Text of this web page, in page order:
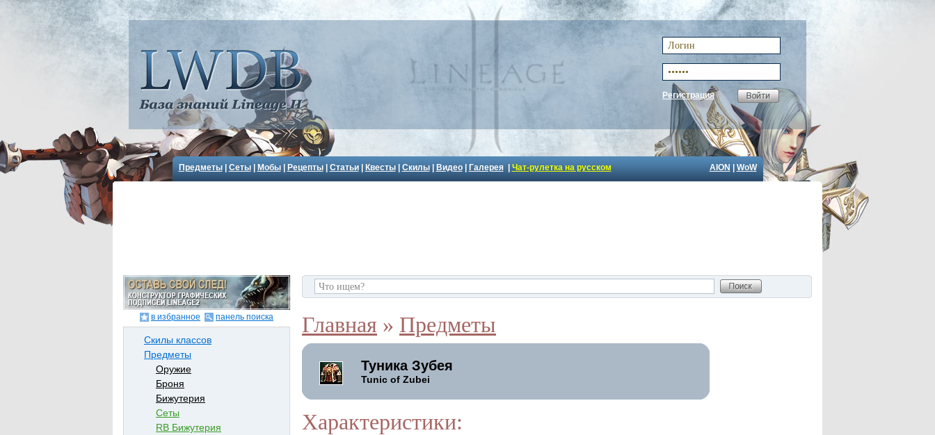
Регистрация
Предметы| Сеты| Мобы| Рецепты| Статьи| Квесты| Скилы| Видео| Галерея| Чат-рулетка на русском AION WoW
в избранное панель поиска
Скилы классов
Предметы
Оружие
Броня
Бижутерия
Сеты
RB Бижутерия
Главная » Предметы
Туника Зубея
Tunic of Zubei
Характеристики: